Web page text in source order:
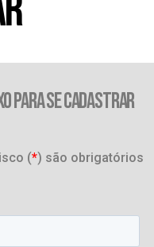
PARA SE CADASTRAR
(*) são obrigatórios